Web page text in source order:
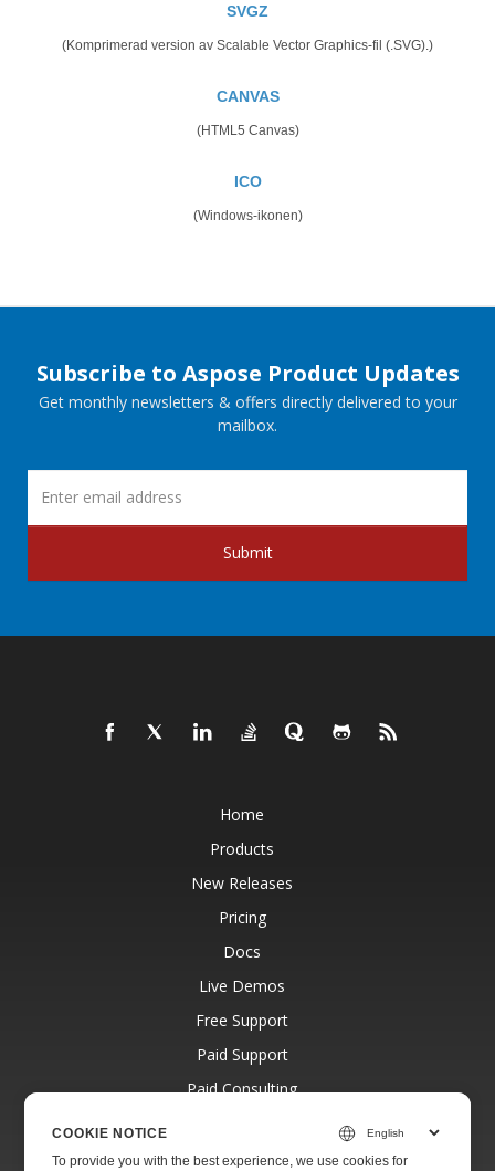
SVGZ
(Komprimerad version av Scalable Vector Graphics-fil (.SVG).)
CANVAS
(HTML5 Canvas)
ICO
(Windows-ikonen)
Subscribe to Aspose Product Updates
Get monthly newsletters & offers directly delivered to your
mailbox.
Submit
Home
Products
New Releases
Pricing
Docs
Live Demos
Free Support
Paid Support
Paid Consulting
Websites
COOKIE NOTICE
To provide you with the best experience, we use cookies for